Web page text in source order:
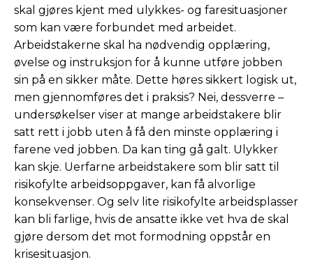
skal gjøres kjent med ulykkes- og faresituasjoner
som kan være forbundet med arbeidet.
Arbeidstakerne skal ha nødvendig opplæring,
øvelse og instruksjon for å kunne utføre jobben
sin på en sikker måte. Dette høres sikkert logisk ut,
men gjennomføres det i praksis? Nei, dessverre –
undersøkelser viser at mange arbeidstakere blir
satt rett i jobb uten å få den minste opplæring i
farene ved jobben. Da kan ting gå galt. Ulykker
kan skje. Uerfarne arbeidstakere som blir satt til
risikofylte arbeidsoppgaver, kan få alvorlige
konsekvenser. Og selv lite risikofylte arbeidsplasser
kan bli farlige, hvis de ansatte ikke vet hva de skal
gjøre dersom det mot formodning oppstår en
krisesituasjon.